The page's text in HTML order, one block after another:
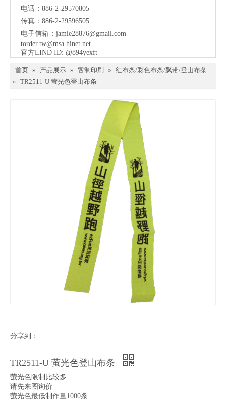
电话：886-2-29570805
传真：886-2-29596505
电子信箱： jamie28876@gmail.com
torder.tw@msa.hinet.net
官方LIND ID: @894yexft
首页 » 产品展示 » 客制印刷 » 红布条/彩色布条/飘带/登山布条
» TR2511-U 萤光色登山布条
分享到：
TR2511-U 萤光色登山布条
萤光色限制比较多
请先来图询价
萤光色最低制作量1000条